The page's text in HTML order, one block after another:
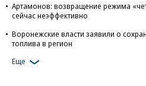
Артамонов: возвращение режима
сейчас неэффективно
Воронежские власти заявили о
топлива в регион
Еще